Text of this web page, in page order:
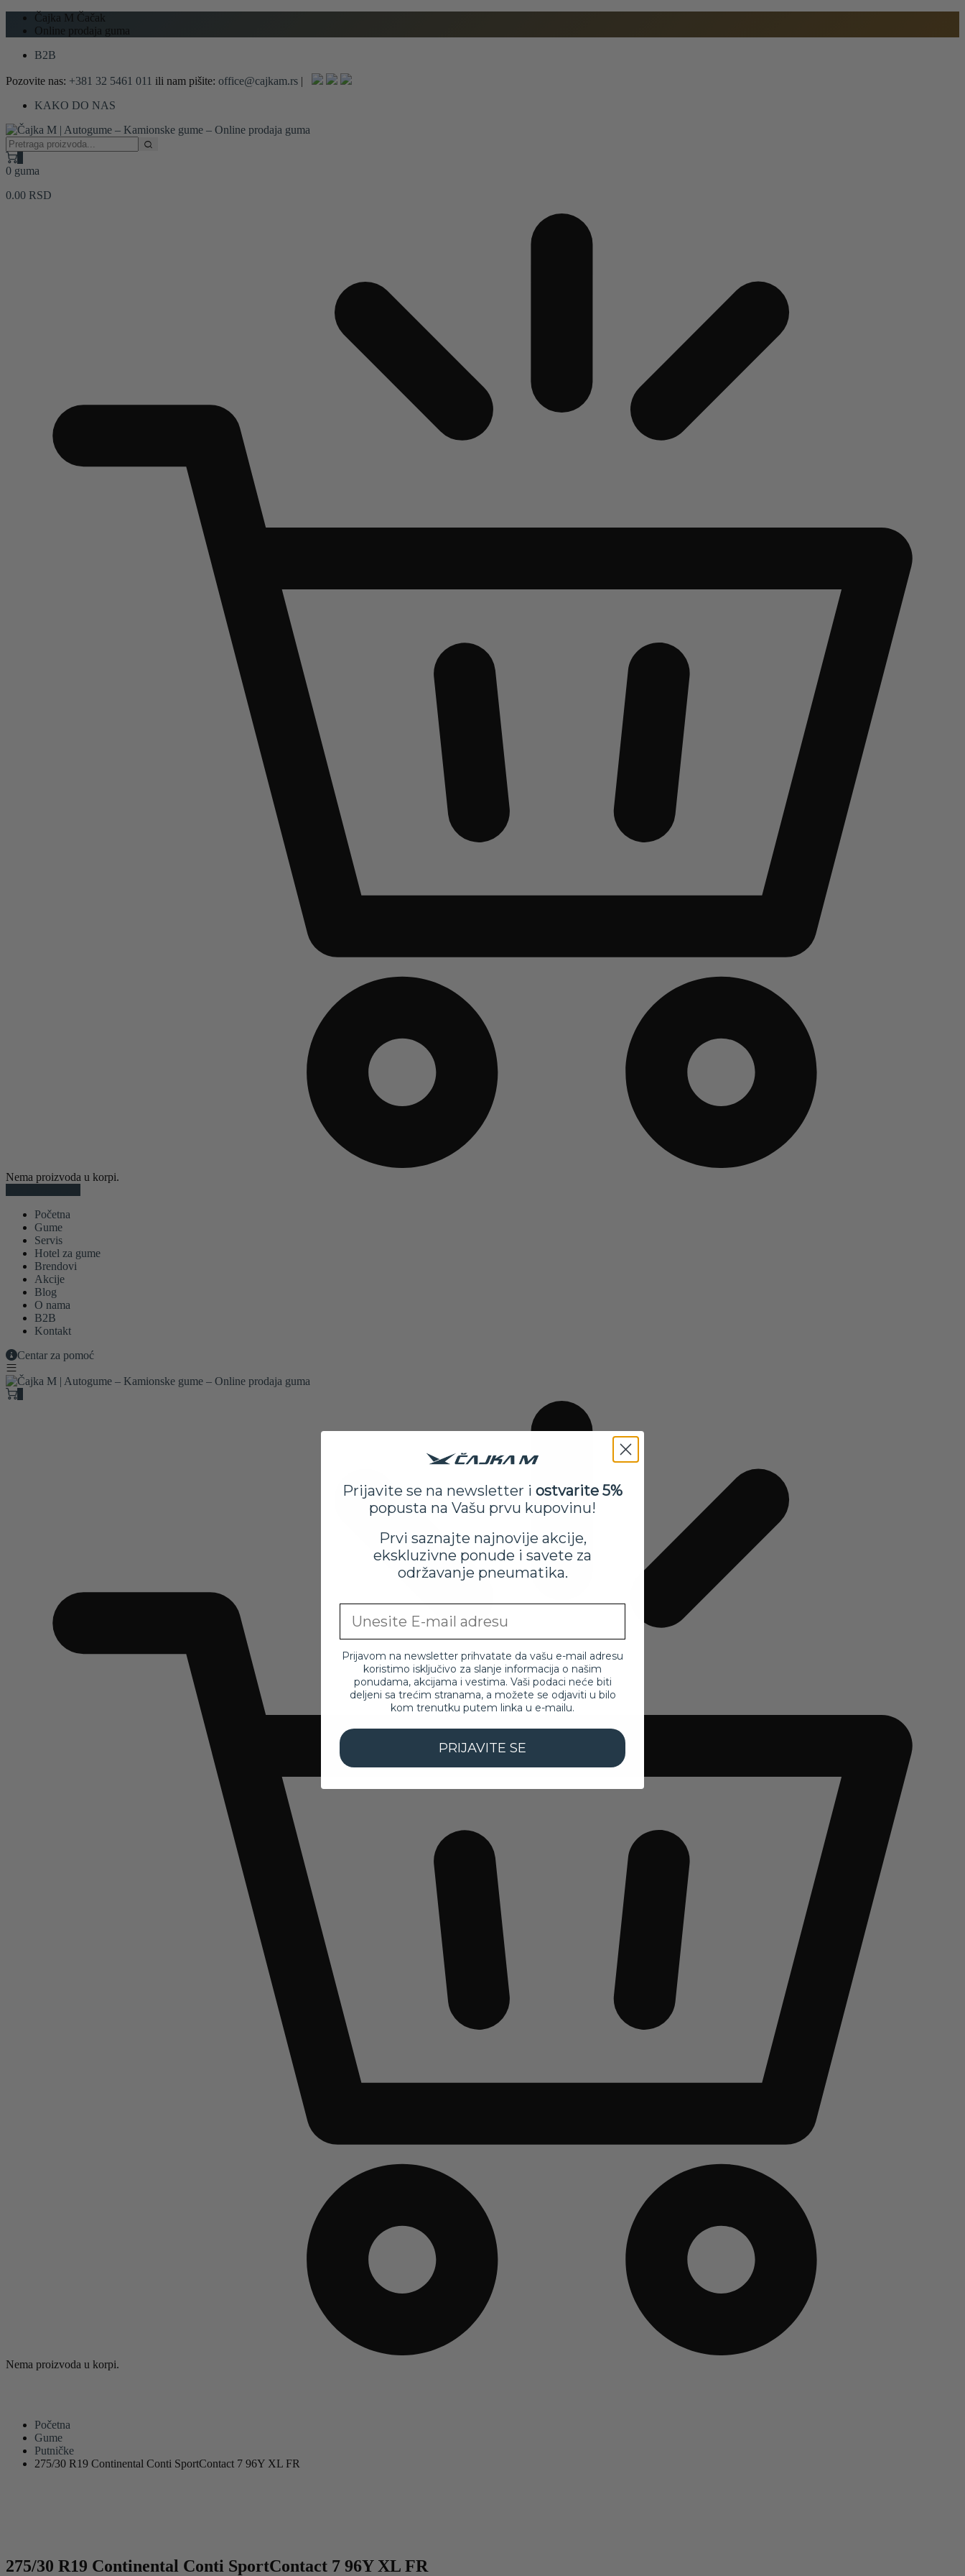
Čajka M Čačak
Online prodaja guma
B2B
Pozovite nas: +381 32 5461 011 ili nam pišite: office@cajkam.rs |
KAKO DO NAS
0 guma
0.00 RSD
Nema proizvoda u korpi.
Početna
Gume
Servis
Hotel za gume
Brendovi
Akcije
Blog
O nama
B2B
Kontakt
Centar za pomoć
Nema proizvoda u korpi.
Početna
Gume
Putničke
275/30 R19 Continental Conti SportContact 7 96Y XL FR
275/30 R19 Continental Conti SportContact 7 96Y XL FR
Prijavite se na newsletter i ostvarite 5%
popusta na Vašu prvu kupovinu!
Prvi saznajte najnovije akcije,
ekskluzivne ponude i savete za
održavanje pneumatika.
Email
Prijavom na newsletter prihvatate da vašu e-mail adresu
koristimo isključivo za slanje informacija o našim
ponudama, akcijama i vestima. Vaši podaci neće biti
deljeni sa trećim stranama, a možete se odjaviti u bilo
kom trenutku putem linka u e-mailu.
PRIJAVITE SE